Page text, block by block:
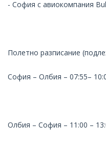
- София с авиокомпания
Полетно разписание
София – Олбия – 07:55–
Олбия – София – 11:00 –